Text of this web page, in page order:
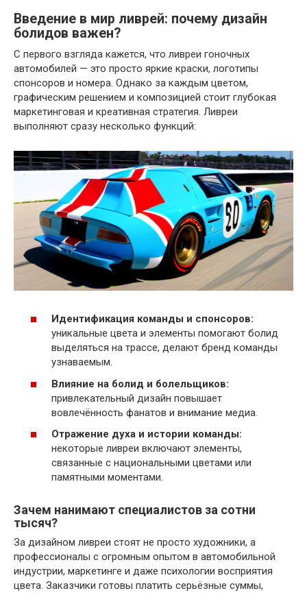
Введение в мир ливрей: почему дизайн
болидов важен?
С первого взгляда кажется, что ливреи гоночных
автомобилей — это просто яркие краски, логотипы
спонсоров и номера. Однако за каждым цветом,
графическим решением и композицией стоит глубокая
маркетинговая и креативная стратегия. Ливреи
выполняют сразу несколько функций:
Идентификация команды и спонсоров:
уникальные цвета и элементы помогают болид
выделяться на трассе, делают бренд команды
узнаваемым.
Влияние на болид и болельщиков:
привлекательный дизайн повышает
вовлечённость фанатов и внимание медиа.
Отражение духа и истории команды:
некоторые ливреи включают элементы,
связанные с национальными цветами или
памятными моментами.
Зачем нанимают специалистов за сотни
тысяч?
За дизайном ливреи стоят не просто художники, а
профессионалы с огромным опытом в автомобильной
индустрии, маркетинге и даже психологии восприятия
цвета. Заказчики готовы платить серьёзные суммы,